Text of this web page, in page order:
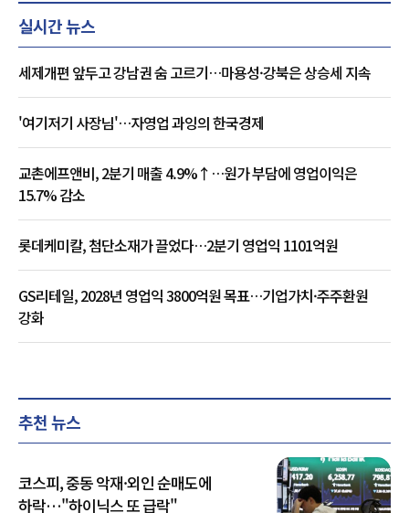
실시간 뉴스
세제개편 앞두고 강남권 숨 고르기…마용성·강북은 상승세 지속
'여기저기 사장님'…자영업 과잉의 한국경제
교촌에프앤비, 2분기 매출 4.9%↑…원가 부담에 영업이익은
15.7% 감소
롯데케미칼, 첨단소재가 끌었다…2분기 영업익 1101억원
GS리테일, 2028년 영업익 3800억원 목표…기업가치·주주환원
강화
추천 뉴스
코스피, 중동 악재·외인 순매도에
하락…"하이닉스 또 급락"